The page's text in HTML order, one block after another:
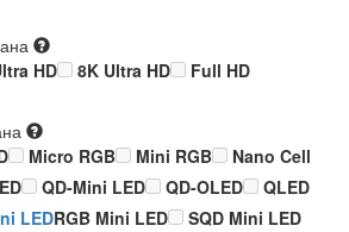
HD 8K Ultra HD
Full HD
Micro RGB Mini RGB
Nano Cell
QD-Mini LED QD-OLED
QLED
LEDRGB Mini LED
SQD Mini LED